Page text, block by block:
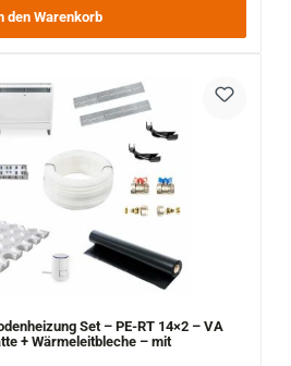
den Warenkorb
Set – PE-RT 14×2 – VA
+ Wärmeleitbleche – mit